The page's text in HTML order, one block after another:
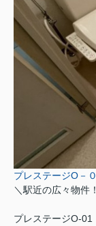
プレステージO－０
＼駅近の広々物件
プレステージO-01